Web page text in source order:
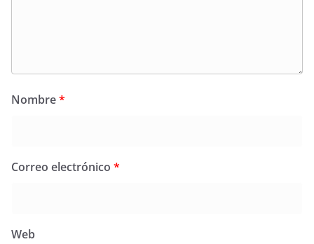
Nombre*
Correo electrónico *
Web